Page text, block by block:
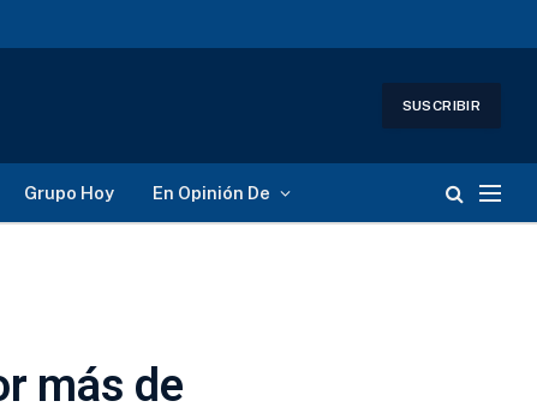
SUSCRIBIR
Grupo Hoy En Opinión De
más de